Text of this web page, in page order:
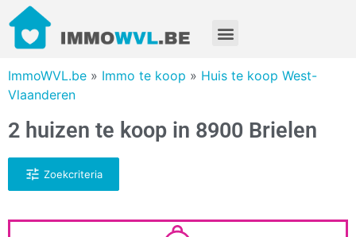
ImmoWVL.be » Immo te koop » Huis te koop West-
Vlaanderen
2 huizen te koop in 8900 Brielen
Zoekcriteria